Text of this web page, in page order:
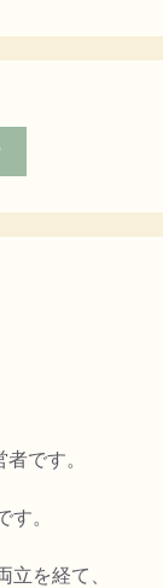
です。
。
を経て、